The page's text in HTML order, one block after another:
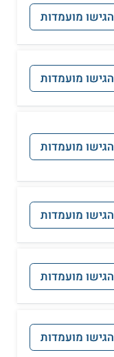
הגישו מועמדות
הגישו מועמדות
הגישו מועמדות
הגישו מועמדות
הגישו מועמדות
הגישו מועמדות